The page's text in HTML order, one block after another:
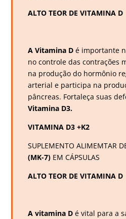
ALTO TEOR DE VITAMINA D
A Vitamina Dé importante
no controle das contrações
na produção do hormônio
arterial e participa na
pâncreas. Fortaleça suas
Vitamina D3.
VITAMINA D3 +K2
SUPLEMENTO ALIMEMTAR
(MK-7) EM CÁPSULAS
ALTO TEOR DE VITAMINA D
A vitamina Dé vital para a